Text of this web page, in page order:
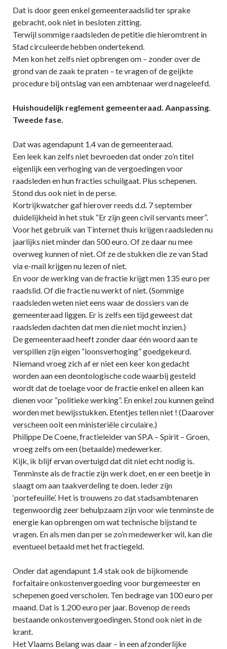
Dat is door geen enkel gemeenteraadslid ter sprake
gebracht, ook niet in besloten zitting.
Terwijl sommige raadsleden de petitie die hieromtrent in
Stad circuleerde hebben ondertekend.
Men kon het zelfs niet opbrengen om – zonder over de
grond van de zaak te praten – te vragen of de geijkte
procedure bij ontslag van een ambtenaar werd nageleefd.
Huishoudelijk reglement gemeenteraad. Aanpassing.
Tweede fase.
Dat was agendapunt 1.4 van de gemeenteraad.
Een leek kan zelfs niet bevroeden dat onder zo’n titel
eigenlijk een verhoging van de vergoedingen voor
raadsleden en hun fracties schuilgaat. Plus schepenen.
Stond dus ook niet in de perse.
Kortrijkwatcher gaf hierover reeds d.d. 7 september
duidelijkheid in het stuk “Er zijn geen civil servants meer”.
Voor het gebruik van Tinternet thuis krijgen raadsleden nu
jaarlijks niet minder dan 500 euro. Of ze daar nu mee
overweg kunnen of niet. Of ze de stukken die ze van Stad
via e-mail krijgen nu lezen of niet.
En voor de werking van de fractie krijgt men 135 euro per
raadslid. Of die fractie nu werkt of niet. (Sommige
raadsleden weten niet eens waar de dossiers van de
gemeenteraad liggen. Er is zelfs een tijd geweest dat
raadsleden dachten dat men die niet mocht inzien.)
De gemeenteraad heeft zonder daar één woord aan te
verspillen zijn eigen “loonsverhoging” goedgekeurd.
Niemand vroeg zich af er niet een keer kon gedacht
worden aan een deontologische code waarbij gesteld
wordt dat de toelage voor de fractie enkel en alleen kan
dienen voor “politieke werking”. En enkel zou kunnen geïnd
worden met bewijsstukken. Etentjes tellen niet ! (Daarover
verscheen ooit een ministeriële circulaire.)
Philippe De Coene, fractieleider van SP.A – Spirit – Groen,
vroeg zelfs om een (betaalde) medewerker.
Kijk, ik blijf ervan overtuigd dat dit niet echt nodig is.
Tenminste als de fractie zijn werk doet, en er een beetje in
slaagt om aan taakverdeling te doen. Ieder zijn
‘portefeuille’. Het is trouwens zo dat stadsambtenaren
tegenwoordig zeer behulpzaam zijn voor wie tenminste de
energie kan opbrengen om wat technische bijstand te
vragen. En als men dan per se zo’n medewerker wil, kan die
eventueel betaald met het fractiegeld.
Onder dat agendapunt 1.4 stak ook de bijkomende
forfaitaire onkostenvergoeding voor burgemeester en
schepenen goed verscholen. Ten bedrage van 100 euro per
maand. Dat is 1.200 euro per jaar. Bovenop de reeds
bestaande onkostenvergoedingen. Stond ook niet in de
krant.
Het Vlaams Belang was daar – in een afzonderlijke